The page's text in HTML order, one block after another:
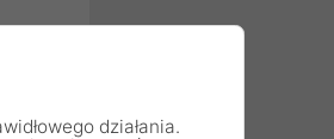
działania.